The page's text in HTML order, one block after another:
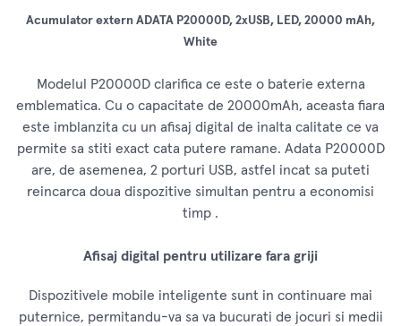
Acumulator extern ADATA P20000D, 2xUSB, LED, 20000 mAh,
White
Modelul P20000D clarifica ce este o baterie externa
emblematica. Cu o capacitate de 20000mAh, aceasta fiara
este imblanzita cu un afisaj digital de inalta calitate ce va
permite sa stiti exact cata putere ramane. Adata P20000D
are, de asemenea, 2 porturi USB, astfel incat sa puteti
reincarca doua dispozitive simultan pentru a economisi
timp .
Afisaj digital pentru utilizare fara griji
Dispozitivele mobile inteligente sunt in continuare mai
puternice, permitandu-va sa va bucurati de jocuri si medii